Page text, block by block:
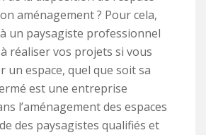
aménagement ? Pour cela,
un paysagiste professionnel
réaliser vos projets si vous
un espace, quel que soit sa
est une entreprise
l’aménagement des espaces
des paysagistes qualifiés et